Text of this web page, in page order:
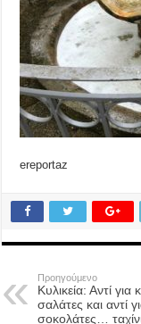
ereportaz
Προηγούμενο
Κυλικεία: Αντί
σαλάτες και αντί
σοκολάτες…